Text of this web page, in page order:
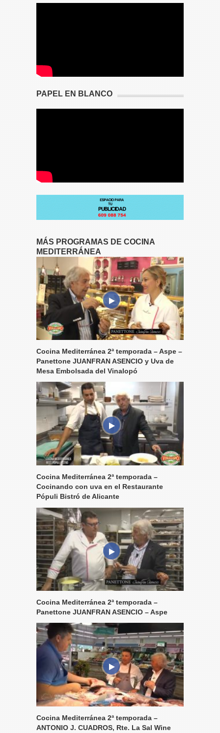
PAPEL EN BLANCO
MÁS PROGRAMAS DE COCINA
MEDITERRÁNEA
Cocina Mediterránea 2ª temporada – Aspe –
Panettone JUANFRAN ASENCIO y Uva de
Mesa Embolsada del Vinalopó
Cocina Mediterránea 2ª temporada –
Cocinando con uva en el Restaurante
Pópuli Bistró de Alicante
Cocina Mediterránea 2ª temporada –
Panettone JUANFRAN ASENCIO – Aspe
Cocina Mediterránea 2ª temporada –
ANTONIO J. CUADROS, Rte. La Sal Wine